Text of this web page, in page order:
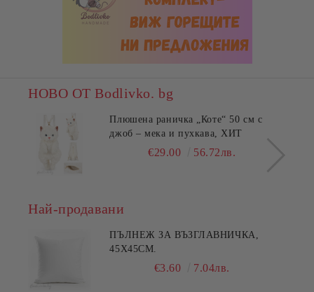
НОВО ОТ Bodlivko. bg
Плюшена раничка „Коте“ 50 см с
джоб – мека и пухкава, ХИТ
€29.00 56.72лв.
Най-продавани
ПЪЛНЕЖ ЗА ВЪЗГЛАВНИЧКА,
45X45СМ.
€3.60 7.04лв.